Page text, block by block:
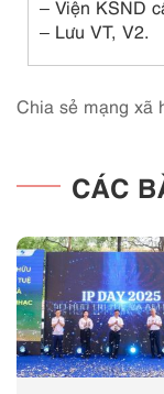
– Viện KSND
– Lưu VT, V2.
Chia sẻ mạng xã
CÁC